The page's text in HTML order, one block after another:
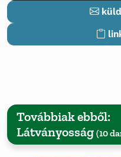
Továbbiak ebből:
Látványosság (10